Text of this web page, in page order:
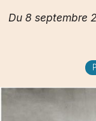
Du 8 septembre